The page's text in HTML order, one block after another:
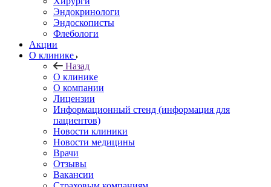
Эндокринологи
Эндоскописты
Флебологи
Акции
О клинике
Назад
О клинике
О компании
Лицензии
Информационный стенд (информация для
пациентов)
Новости клиники
Новости медицины
Врачи
Отзывы
Вакансии